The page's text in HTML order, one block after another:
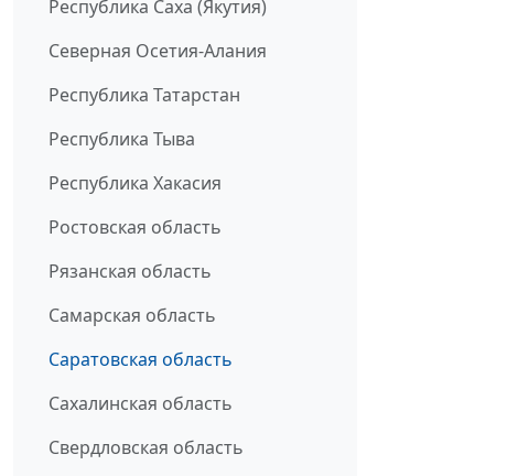
Республика Саха (Якутия)
Северная Осетия-Алания
Республика Татарстан
Республика Тыва
Республика Хакасия
Ростовская область
Рязанская область
Самарская область
Саратовская область
Сахалинская область
Свердловская область